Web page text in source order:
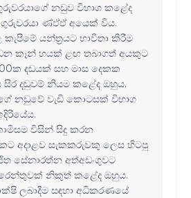
නඩුව විභාග කළේද
ණ්ඵ්ඵ් අයෙක් විය.
යන්ත්‍රයට භාවිතා කිරීම
කෑන් හයක් ළඟ තබාගත් අයකුට
දඩයක් සහ මාස දෙකක
සිර දඬුවම් නියම කළේද ඔහුය.
නඩුවේ වැඩි කොටසක් විභාග
විසින් සිදු කරන
අදාළව සැකකරුවකු ලෙස හිටපු
සේනාරත්න අත්අඩංගුවට
නිකුත් කළේද ඔහුය.
ලබාදීම සඳහා අධිකරණයේ